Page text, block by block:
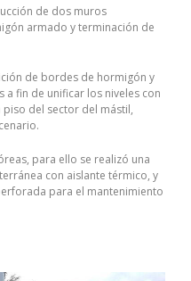
de dos muros
armado y terminación de
de bordes de hormigón y
fin de unificar los niveles con
del sector del mástil,
para ello se realizó una
con aislante térmico, y
para el mantenimiento